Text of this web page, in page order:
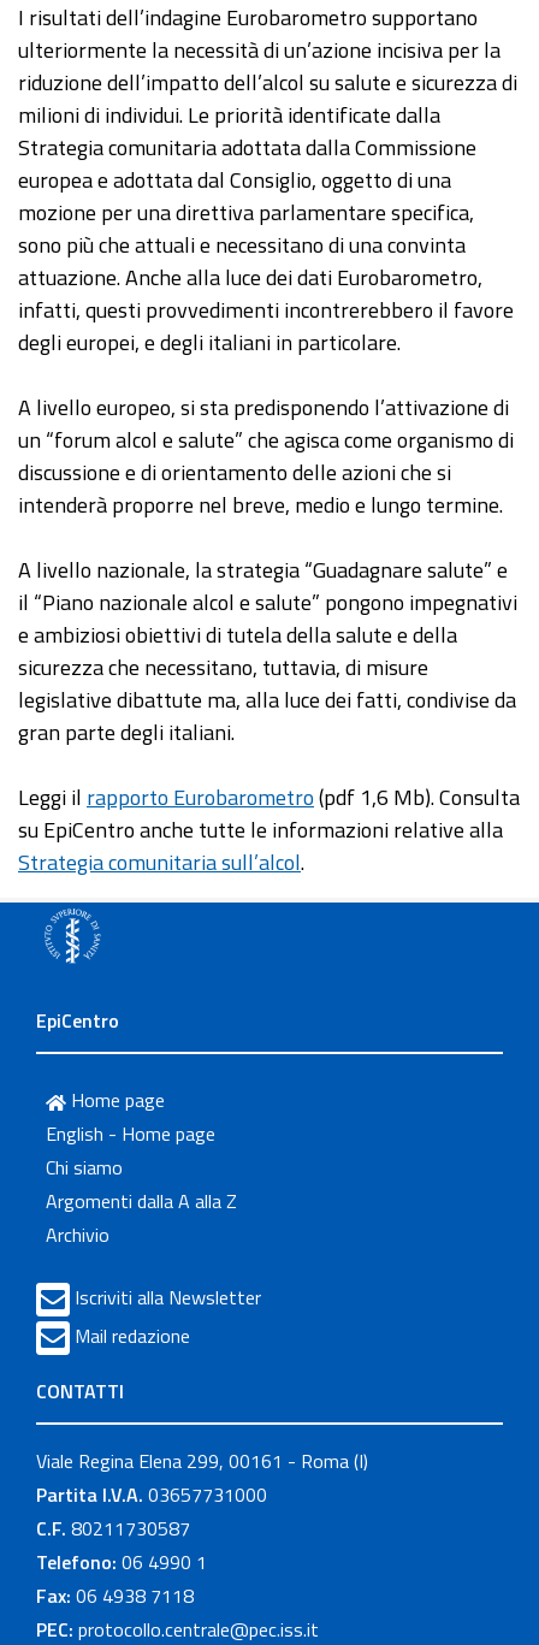
I risultati dell’indagine Eurobarometro supportano
ulteriormente la necessità di un’azione incisiva per la
riduzione dell’impatto dell’alcol su salute e sicurezza di
milioni di individui. Le priorità identificate dalla
Strategia comunitaria adottata dalla Commissione
europea e adottata dal Consiglio, oggetto di una
mozione per una direttiva parlamentare specifica,
sono più che attuali e necessitano di una convinta
attuazione. Anche alla luce dei dati Eurobarometro,
infatti, questi provvedimenti incontrerebbero il favore
degli europei, e degli italiani in particolare.
A livello europeo, si sta predisponendo l’attivazione di
un “forum alcol e salute” che agisca come organismo di
discussione e di orientamento delle azioni che si
intenderà proporre nel breve, medio e lungo termine.
A livello nazionale, la strategia “Guadagnare salute” e
il “Piano nazionale alcol e salute” pongono impegnativi
e ambiziosi obiettivi di tutela della salute e della
sicurezza che necessitano, tuttavia, di misure
legislative dibattute ma, alla luce dei fatti, condivise da
gran parte degli italiani.
Leggi il rapporto Eurobarometro(pdf 1,6 Mb). Consulta
su EpiCentro anche tutte le informazioni relative alla
Strategia comunitaria sull’alcol.
EpiCentro
Home page
English - Home page
Chi siamo
Argomenti dalla A alla Z
Archivio
Iscriviti alla Newsletter
Mail redazione
CONTATTI
Viale Regina Elena 299, 00161 - Roma (I)
Partita I.V.A. 03657731000
C.F. 80211730587
Telefono: 06 4990 1
Fax: 06 4938 7118
PEC: protocollo.centrale@pec.iss.it